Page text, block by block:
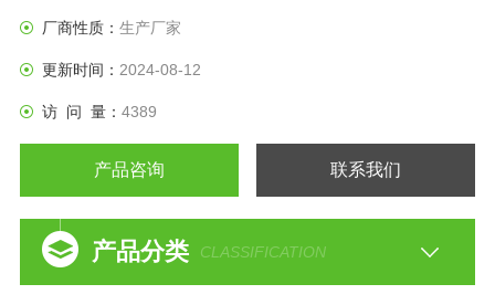
厂商性质： 生产厂家
更新时间： 2024-08-12
访 问 量： 4389
产品咨询 联系我们
产品分类 CLASSIFICATION